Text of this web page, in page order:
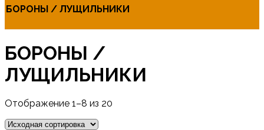
БОРОНЫ / ЛУЩИЛЬНИКИ
БОРОНЫ /
ЛУЩИЛЬНИКИ
Отображение 1–8 из 20